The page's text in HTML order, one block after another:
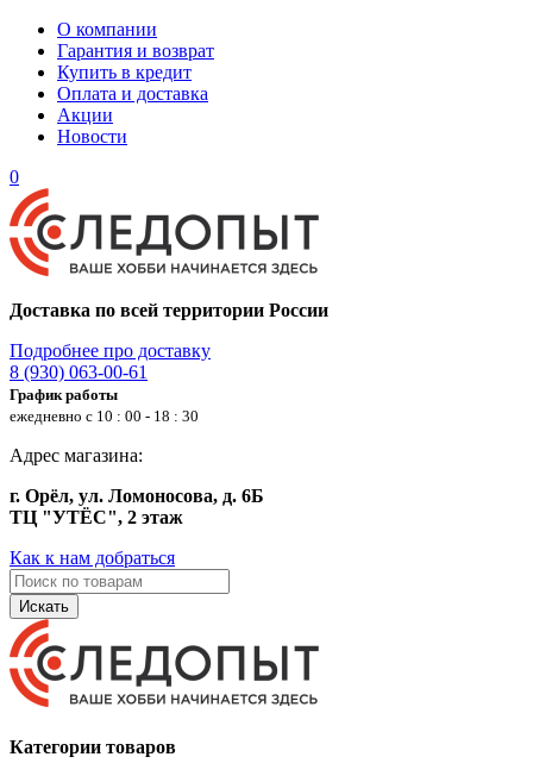
О компании
Гарантия и возврат
Купить в кредит
Оплата и доставка
Акции
Новости
0
Доставка по всей территории России
Подробнее про доставку
8 (930) 063-00-61
График работы
ежедневно с 10 : 00 - 18 : 30
Адрес магазина:
г. Орёл, ул. Ломоносова, д. 6Б
ТЦ "УТЁС", 2 этаж
Как к нам добраться
Искать
Категории товаров